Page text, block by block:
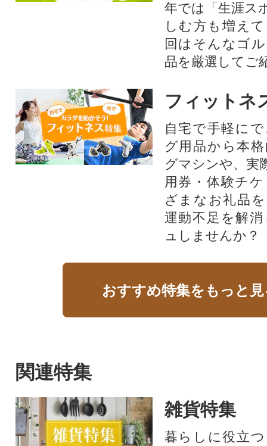
年では「生涯ス
しむ方も増え
回はそんなゴ
品を厳選してご
フィットネ
自宅で手軽に
グ用品から本
グマシンや、実
用券・体験チ
ざまなお礼品
運動不足を解
ュしませんか？
おすすめ特集をもっと
関連特集
雑貨特集
暮らしに役立